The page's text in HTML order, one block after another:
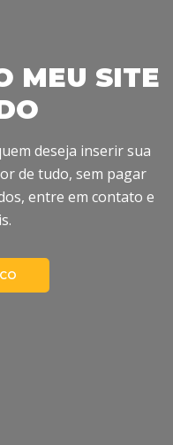
MEU SITE
deseja inserir sua
de tudo, sem pagar
entre em contato e